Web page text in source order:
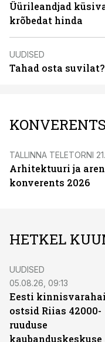
Üürileandjad
krõbedat hinda
UUDISED
Tahad osta
TALLINNA TELETORNI
Arhitektuuri ja
konverents 2026
HETKEL
UUDISED
05.08.26, 09:13
Eesti
ostsid Riias 42000-
ruuduse
kaubanduskeskuse